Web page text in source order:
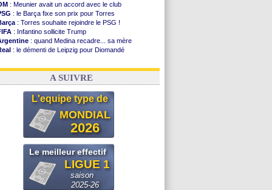
: Meunier avait un accord avec le club
: le Barça fixe son prix pour Torres
: Torres souhaite rejoindre le PSG !
: Infantino sollicite Trump
: quand Medina recadre... sa mère
: le démenti de Leipzig pour Diomandé
: le conseiller d'Infantino démissionne !
A SUIVRE
L'equipe type de
MONDIAL
2026
Le meilleur effectif
LIGUE 1
saison
2025-26